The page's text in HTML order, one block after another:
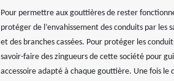
Pour permettre aux gouttières de rester
protéger de l’envahissement des conduits par les
et des branches cassées. Pour protéger les
savoir-faire des zingueurs de cette société pour
accessoire adapté à chaque gouttière. Une fois